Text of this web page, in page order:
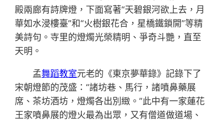
殿兩廊有詩牌燈，下面寫著“天碧銀河欲上去，月
華如水浸樓臺”和“火樹銀花合，星橋鐵鎖開”等精
美詩句。寺里的燈燭光榮精明、爭奇斗艷，直至
天明。
孟舞蹈教室元老的《東京夢華錄》記錄下了
宋朝燈節的茂盛：“諸坊巷、馬行，諸噴鼻藥展
席、茶坊酒坊，燈燭各出別緻。”此中有一家蓮花
王家噴鼻展的燈火最為出眾，又有僧道做道場、